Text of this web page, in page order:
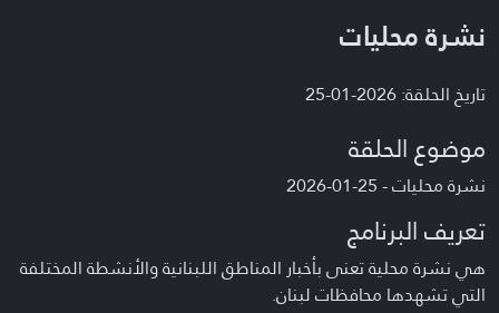
نشرة محليات
تاريخ الحلقة: 2026-01-25
موضوع الحلقة
نشرة محليات - 25-01-2026
تعريف البرنامج
هي نشرة محلية تعنى بأخبار المناطق اللبنانية والأنشطة المختلفة
التي تشهدها محافظات لبنان.